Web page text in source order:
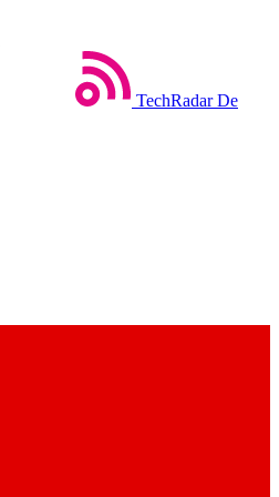
TechRadar De